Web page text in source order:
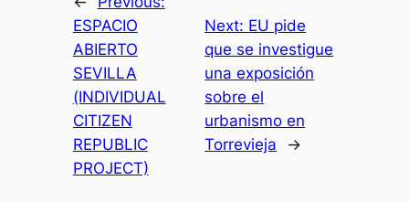
ESPACIO
ABIERTO
SEVILLA
(INDIVIDUAL
CITIZEN
REPUBLIC
PROJECT)
Next: EU pide
que se investigue
una exposición
sobre el
urbanismo en
Torrevieja
→